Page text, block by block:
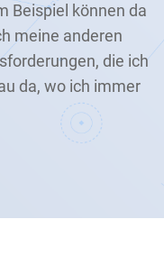
Beispiel können da
meine anderen
die ich
da, wo ich immer